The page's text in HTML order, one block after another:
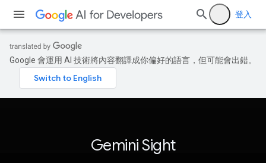
登入
Google 會運用 AI 技術將內容翻譯成你偏好的語言，但可能會出錯。
Gemini Sight